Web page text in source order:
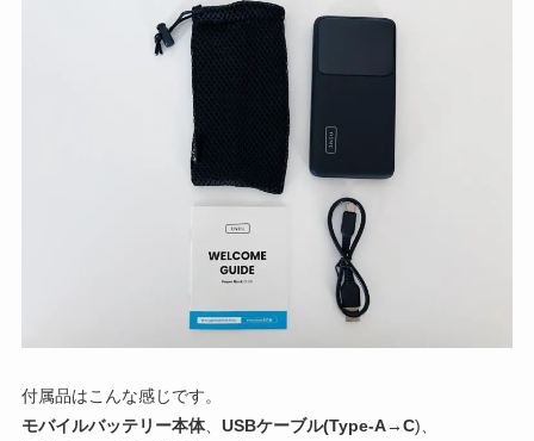
付属品はこんな感じです。
モバイルバッテリー本体、 USBケーブル(Type-A→C)、